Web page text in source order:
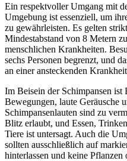
Ein respektvoller Umgang mit
Umgebung ist essenziell, um
zu gewährleisten. Es gelten
Mindestabstand von 8 Metern
menschlichen Krankheiten.
sechs Personen begrenzt, und
an einer ansteckenden
Im Beisein der Schimpansen ist
Bewegungen, laute Geräusche
Schimpansenlauten sind zu
Blitz erlaubt, und Essen,
Tiere ist untersagt. Auch die
sollten ausschließlich auf
hinterlassen und keine